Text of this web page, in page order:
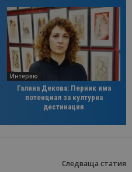
Интервю
Галина Декова: Перник има
потенциал за културна
дестинация
Следваща статия